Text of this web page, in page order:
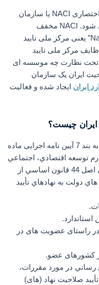
مرکز ملی تایید صلاحیت ایران با نام اختصاری NACI یا سازمان
نظام تایید صلاحیت ایران شناخته می شود. NACI مخفف
“National Accreditation Center of Iran” یعنی مرکز ملی تایید
مرکز ملی تایید
تحت نظارت چه موسسه ای
ایران یک سازمان
ایرانایجاد شده و فعالیت
چیست؟
1. اجرای مصوبات و مقررات مربوط به بند 7 آیین نامه اجرایی ماده
توسعه اقتصادي، اجتماعي
و فرهنگي و اجراي سياست هاي کلي اصل 44 قانون اساسي از
دولت به نهادهاي تأييد
راستای عضويت های در
رساني در مورد مقررات،
صلاحيت نهاد (های)